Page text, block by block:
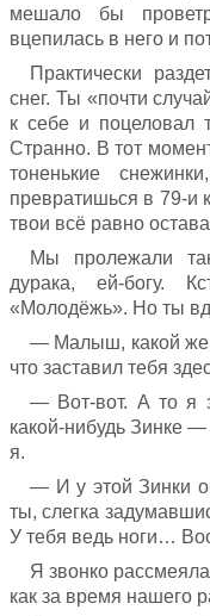
мешало бы
вцепилась в него и
Практически
снег. Ты «почти
к себе и поцеловал
Странно. В тот
тоненькие
превратишься в 79-и
твои всё равно
Мы пролежали
дурака, ей-богу.
«Молодёжь». Но ты
— Малыш, какой же
что заставил тебя
— Вот-вот. А то я
какой-нибудь Зинке
я.
— И у этой Зинки
ты, слегка
У тебя ведь ноги…
Я звонко
как за время нашего